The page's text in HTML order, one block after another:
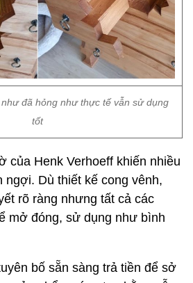
đã hỏng như thực tế vẫn sử dụng
tốt
của Henk Verhoeff khiến nhiều
ngợi. Dù thiết kế cong vênh,
rõ ràng nhưng tất cả các
mở đóng, sử dụng như bình
bố sẵn sàng trả tiền để sở